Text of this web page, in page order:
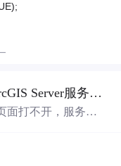
【ArcGIS】本地计算机上的ArcGIS Server服务启动后停止。某些服务在未由其他服务或程序使用时将自动停止
面打不开，服务起
站点配置的时候，a